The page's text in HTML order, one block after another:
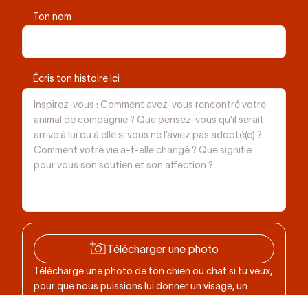
Ton nom
Écris ton histoire ici
Télécharger une photo
Télécharge une photo de ton chien ou chat si tu veux,
pour que nous puissions lui donner un visage, un